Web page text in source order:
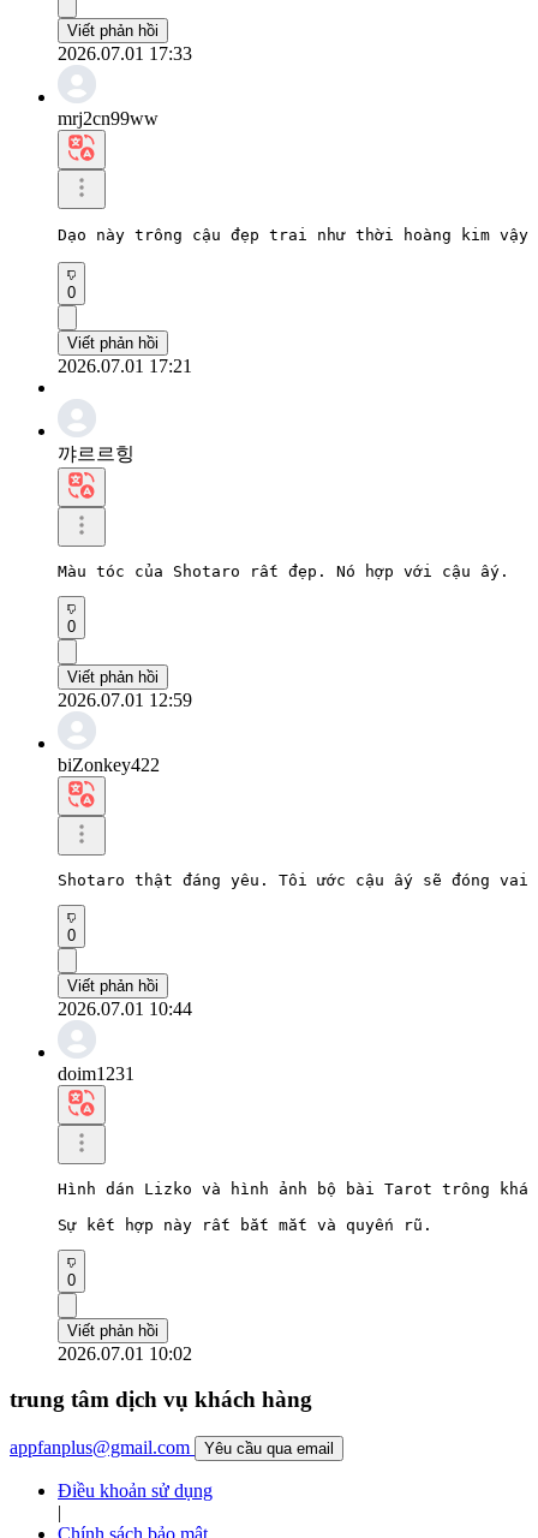
Viết phản hồi
2026.07.01 17:33
mrj2cn99ww
Dạo này trông cậu đẹp trai như thời hoàng kim vậy
0
Viết phản hồi
2026.07.01 17:21
꺄르르힝
Màu tóc của Shotaro rất đẹp. Nó hợp với cậu ấy.
0
Viết phản hồi
2026.07.01 12:59
biZonkey422
Shotaro thật đáng yêu. Tôi ước cậu ấy sẽ đóng
0
Viết phản hồi
2026.07.01 10:44
doim1231
Hình dán Lizko và hình ảnh bộ bài Tarot trông khá
Sự kết hợp này rất bắt mắt và quyến rũ.
0
Viết phản hồi
2026.07.01 10:02
trung tâm dịch vụ khách hàng
appfanplus@gmail.com Yêu cầu qua email
Điều khoản sử dụng
|
Chính sách bảo mật